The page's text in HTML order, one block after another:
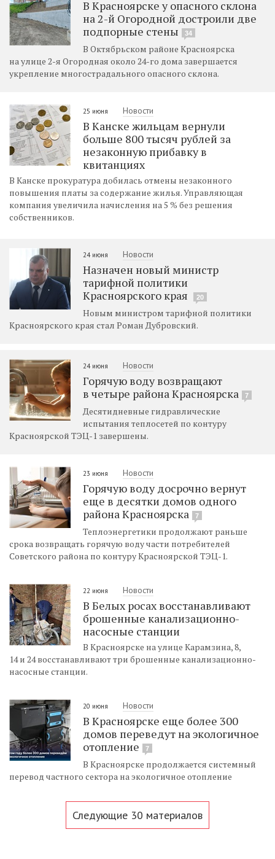
В Красноярске у опасного склона
на 2-й Огородной достроили две
подпорные стены
34
В Октябрьском районе Красноярска
на улице 2-я Огородная около 24-го дома завершается
укрепление многострадального опасного склона.
25 июня Новости
В Канске жильцам вернули
больше 800 тысяч рублей за
незаконную прибавку в
квитанциях
В Канске прокуратура добилась отмены незаконного
повышения платы за содержание жилья. Управляющая
компания увеличила начисления на 5 % без решения
собственников.
24 июня Новости
Назначен новый министр
тарифной политики
Красноярского края
20
Новым министром тарифной политики
Красноярского края стал Роман Дубровский.
24 июня Новости
Горячую воду возвращают
в четыре района Красноярска
7
Десятидневные гидравлические
испытания теплосетей по контуру
Красноярской ТЭЦ-1 завершены.
23 июня Новости
Горячую воду досрочно вернут
еще в десятки домов одного
района Красноярска
7
Теплоэнергетики продолжают раньше
срока возвращать горячую воду части потребителей
Советского района по контуру Красноярской ТЭЦ-1.
22 июня Новости
В Белых росах восстанавливают
брошенные канализационно-
насосные станции
В Красноярске на улице Карамзина, 8,
14 и 24 восстанавливают три брошенные канализационно-
насосные станции.
20 июня Новости
В Красноярске еще более 300
домов переведут на экологичное
отопление
7
В Красноярске продолжается системный
перевод частного сектора на экологичное отопление
Следующие 30 материалов